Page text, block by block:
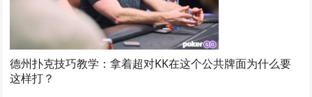
德州扑克技巧教学：拿着超对KK在这个公共牌面为什么要
这样打？